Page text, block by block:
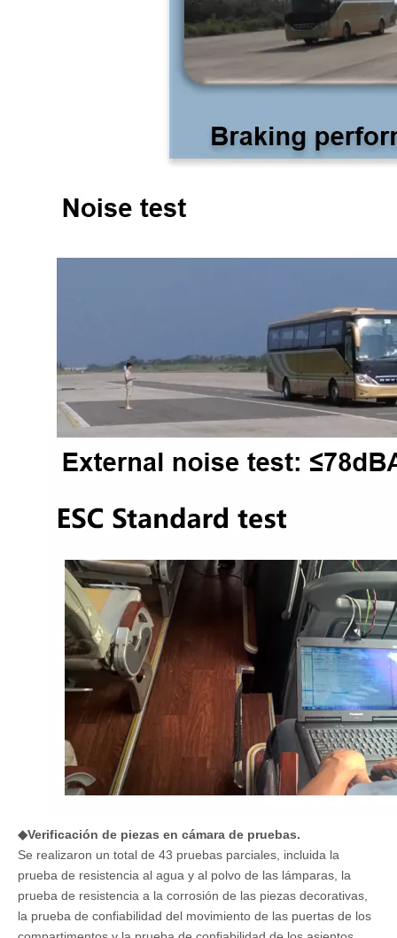
◆Verificación de piezas en cámara de pruebas.
Se realizaron un total de 43 pruebas parciales, incluida la
prueba de resistencia al agua y al polvo de las lámparas, la
prueba de resistencia a la corrosión de las piezas decorativas,
la prueba de confiabilidad del movimiento de las puertas de los